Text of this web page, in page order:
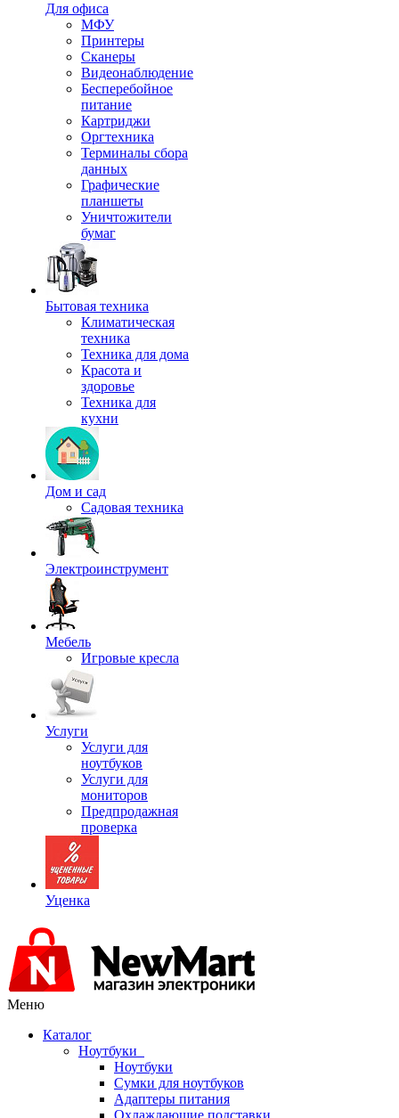
Для офиса
МФУ
Принтеры
Сканеры
Видеонаблюдение
Бесперебойное
питание
Картриджи
Оргтехника
Терминалы сбора
данных
Графические
планшеты
Уничтожители
бумаг
Бытовая техника
Климатическая
техника
Техника для дома
Красота и
здоровье
Техника для
кухни
Дом и сад
Садовая техника
Электроинструмент
Мебель
Игровые кресла
Услуги
Услуги для
ноутбуков
Услуги для
мониторов
Предпродажная
проверка
Уценка
Меню
Каталог
Ноутбуки
Ноутбуки
Сумки для ноутбуков
Адаптеры питания
Охлаждающие подставки